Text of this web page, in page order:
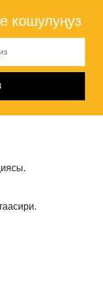
кошулуңуз